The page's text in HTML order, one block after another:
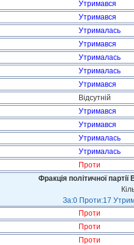
Утримався
Утримався
Утрималась
Утримався
Утрималась
Утрималась
Утримався
Відсутній
Утримався
Утримався
Утрималась
Утрималась
Проти
Фракція політичної
За:0 Проти:17
Проти
Проти
Проти